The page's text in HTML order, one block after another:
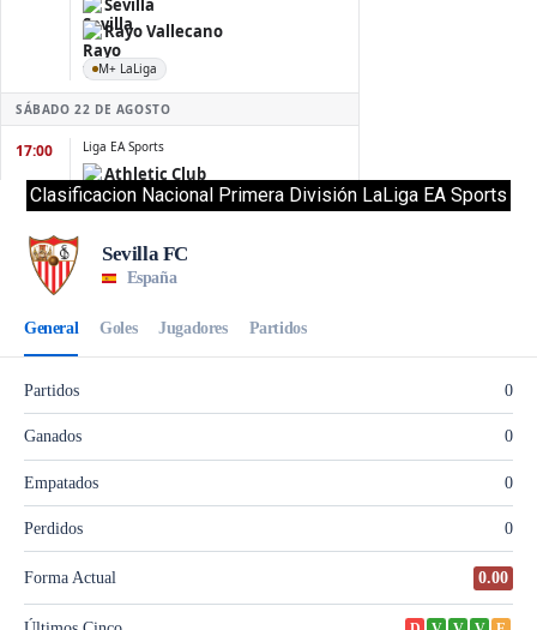
Clasificacion Nacional Primera División LaLiga EA Sports